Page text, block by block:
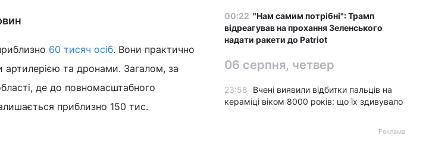
60 тисяч осіб. Вони практично
артилерією та дронами. Загалом, за
де до повномасштабного
приблизно 150 тис.
00:22 "Нам самим потрібні": Трамп
відреагував на прохання Зеленського
надати ракети до Patriot
06 серпня, четвер
23:58
Вчені виявили відбитки пальців на
кераміці віком 8000 років: що їх здивувало
Реклама